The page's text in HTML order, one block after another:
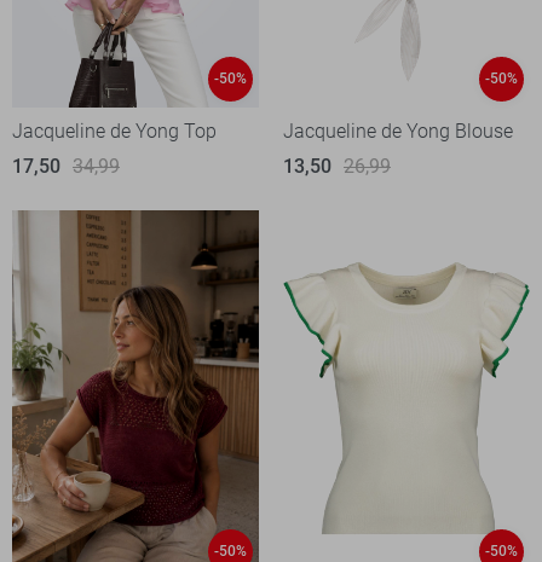
-50%
Jacqueline de Yong Top
17,50 34,99
-50%
Jacqueline de Yong Blouse
13,50 26,99
-50% -50%